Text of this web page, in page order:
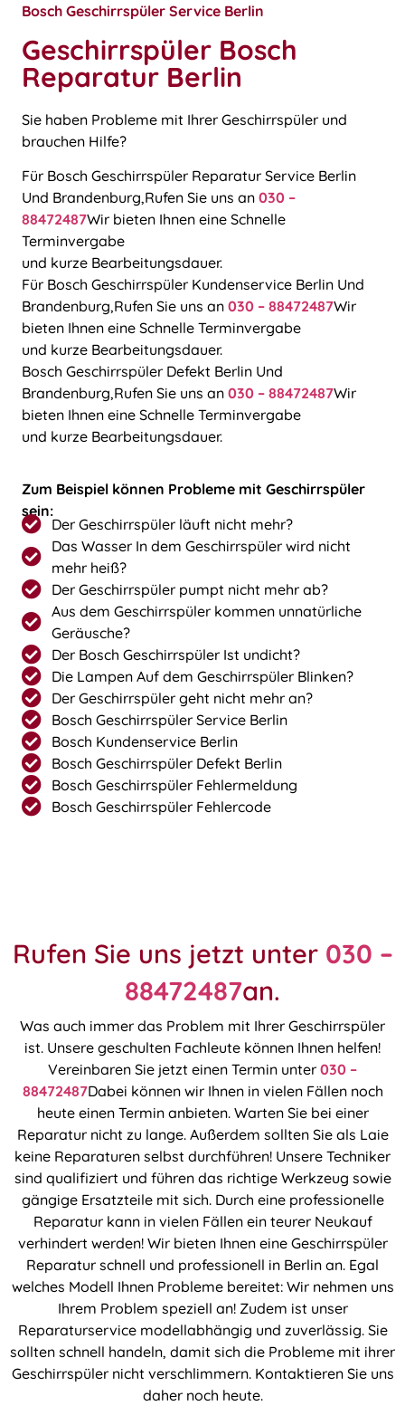
Bosch Geschirrspüler Service Berlin
Geschirrspüler Bosch
Reparatur Berlin
Sie haben Probleme mit Ihrer Geschirrspüler und
brauchen Hilfe?
Für Bosch Geschirrspüler Reparatur Service Berlin
Und Brandenburg,Rufen Sie uns an 030 –
88472487Wir bieten Ihnen eine Schnelle
Terminvergabe
und kurze Bearbeitungsdauer.
Für Bosch Geschirrspüler Kundenservice Berlin Und
Brandenburg,Rufen Sie uns an 030 – 88472487Wir
bieten Ihnen eine Schnelle Terminvergabe
und kurze Bearbeitungsdauer.
Bosch Geschirrspüler Defekt Berlin Und
Brandenburg,Rufen Sie uns an 030 – 88472487Wir
bieten Ihnen eine Schnelle Terminvergabe
und kurze Bearbeitungsdauer.
Zum Beispiel können Probleme mit Geschirrspüler
sein:
Der Geschirrspüler läuft nicht mehr?
Das Wasser In dem Geschirrspüler wird nicht
mehr heiß?
Der Geschirrspüler pumpt nicht mehr ab?
Aus dem Geschirrspüler kommen unnatürliche
Geräusche?
Der Bosch Geschirrspüler Ist undicht?
Die Lampen Auf dem Geschirrspüler Blinken?
Der Geschirrspüler geht nicht mehr an?
Bosch Geschirrspüler Service Berlin
Bosch Kundenservice Berlin
Bosch Geschirrspüler Defekt Berlin
Bosch Geschirrspüler Fehlermeldung
Bosch Geschirrspüler Fehlercode
Rufen Sie uns jetzt unter 030 –
88472487an.
Was auch immer das Problem mit Ihrer Geschirrspüler
ist. Unsere geschulten Fachleute können Ihnen helfen!
Vereinbaren Sie jetzt einen Termin unter 030 –
88472487Dabei können wir Ihnen in vielen Fällen noch
heute einen Termin anbieten. Warten Sie bei einer
Reparatur nicht zu lange. Außerdem sollten Sie als Laie
keine Reparaturen selbst durchführen! Unsere Techniker
sind qualifiziert und führen das richtige Werkzeug sowie
gängige Ersatzteile mit sich. Durch eine professionelle
Reparatur kann in vielen Fällen ein teurer Neukauf
verhindert werden! Wir bieten Ihnen eine Geschirrspüler
Reparatur schnell und professionell in Berlin an. Egal
welches Modell Ihnen Probleme bereitet: Wir nehmen uns
Ihrem Problem speziell an! Zudem ist unser
Reparaturservice modellabhängig und zuverlässig. Sie
sollten schnell handeln, damit sich die Probleme mit ihrer
Geschirrspüler nicht verschlimmern. Kontaktieren Sie uns
daher noch heute.